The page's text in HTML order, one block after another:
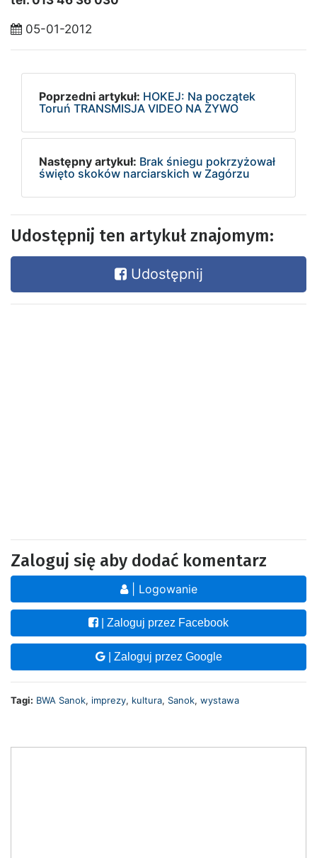
05-01-2012
Poprzedni artykuł: HOKEJ: Na początek
Toruń TRANSMISJA VIDEO NA ŻYWO
Następny artykuł: Brak śniegu pokrzyżował
święto skoków narciarskich w Zagórzu
Udostępnij ten artykuł znajomym:
Udostępnij
Zaloguj się aby dodać komentarz
| Logowanie
| Zaloguj przez Facebook
| Zaloguj przez Google
Tagi: BWA Sanok, imprezy, kultura, Sanok, wystawa